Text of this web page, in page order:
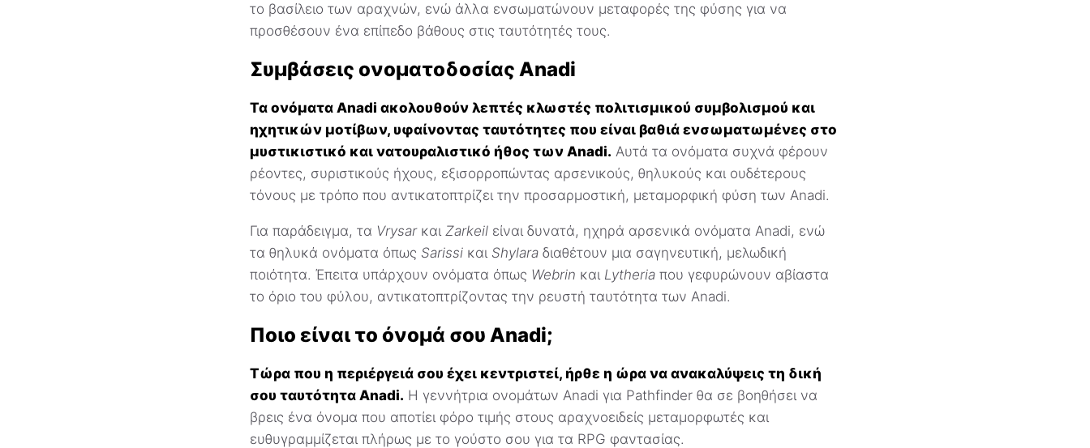
το βασίλειο των αραχνών, ενώ άλλα ενσωματώνουν μεταφορές της φύσης για να
προσθέσουν ένα επίπεδο βάθους στις ταυτότητές τους.
Συμβάσεις ονοματοδοσίας Anadi
Τα ονόματα Anadi ακολουθούν λεπτές κλωστές πολιτισμικού συμβολισμού και
ηχητικών μοτίβων, υφαίνοντας ταυτότητες που είναι βαθιά ενσωματωμένες στο
μυστικιστικό και νατουραλιστικό ήθος των Anadi. Αυτά τα ονόματα συχνά φέρουν
ρέοντες, συριστικούς ήχους, εξισορροπώντας αρσενικούς, θηλυκούς και ουδέτερους
τόνους με τρόπο που αντικατοπτρίζει την προσαρμοστική, μεταμορφική φύση των Anadi.
Για παράδειγμα, τα Vrysarκαι Zarkeil είναι δυνατά, ηχηρά αρσενικά ονόματα Anadi, ενώ
τα θηλυκά ονόματα όπως Sarissi και Shylara διαθέτουν μια σαγηνευτική, μελωδική
ποιότητα. Έπειτα υπάρχουν ονόματα όπως Webrin και Lytheria που γεφυρώνουν αβίαστα
το όριο του φύλου, αντικατοπτρίζοντας την ρευστή ταυτότητα των Anadi.
Ποιο είναι το όνομά σου Anadi;
Τώρα που η περιέργειά σου έχει κεντριστεί, ήρθε η ώρα να ανακαλύψεις τη δική
σου ταυτότητα Anadi. Η γεννήτρια ονομάτων Anadi για Pathfinder θα σε βοηθήσει να
βρεις ένα όνομα που αποτίει φόρο τιμής στους αραχνοειδείς μεταμορφωτές και
ευθυγραμμίζεται πλήρως με το γούστο σου για τα RPG φαντασίας.